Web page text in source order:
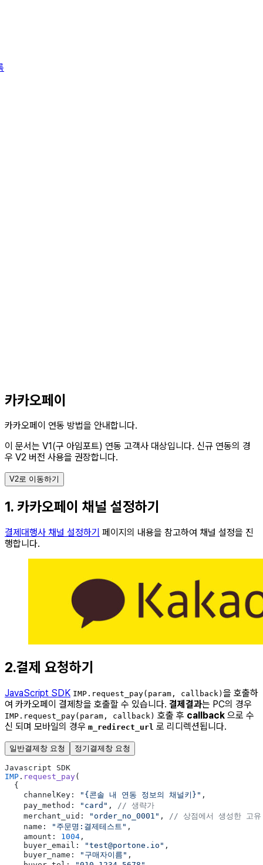
카카오페이
카카오페이 연동 방법을 안내합니다.
이 문서는 V1(구 아임포트) 연동 고객사 대상입니다. 신규 연동의 경
우 V2 버전 사용을 권장합니다.
V2로 이동하기
1. 카카오페이 채널 설정하기
결제대행사 채널 설정하기 페이지의 내용을 참고하여 채널 설정을 진
행합니다.
2.결제 요청하기
JavaScript SDK IMP.request_pay(param, callback) 을 호출하
여 카카오페이 결제창을 호출할 수 있습니다. 결제결과는 PC의 경우
IMP.request_pay(param, callback) 호출 후 callback 으로 수
신 되며 모바일의 경우 m_redirect_url 로 리디렉션됩니다.
일반결제창 요청 정기결제창 요청
Javascript SDK
IMP . request_pay(
  {
    channelKey:
"{콘솔 내 연동 정보의 채널키}" ,
    pay_method:
"card" , // 생략가
    merchant_uid:
"order_no_0001" , // 상점에서 생성한 고유
    name:
"주문명:결제테스트" ,
    amount:
1004 ,
    buyer_email:
"test@portone.io" ,
    buyer_name:
"구매자이름" ,